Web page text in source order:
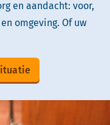
en aandacht: voor,
omgeving. Of uw